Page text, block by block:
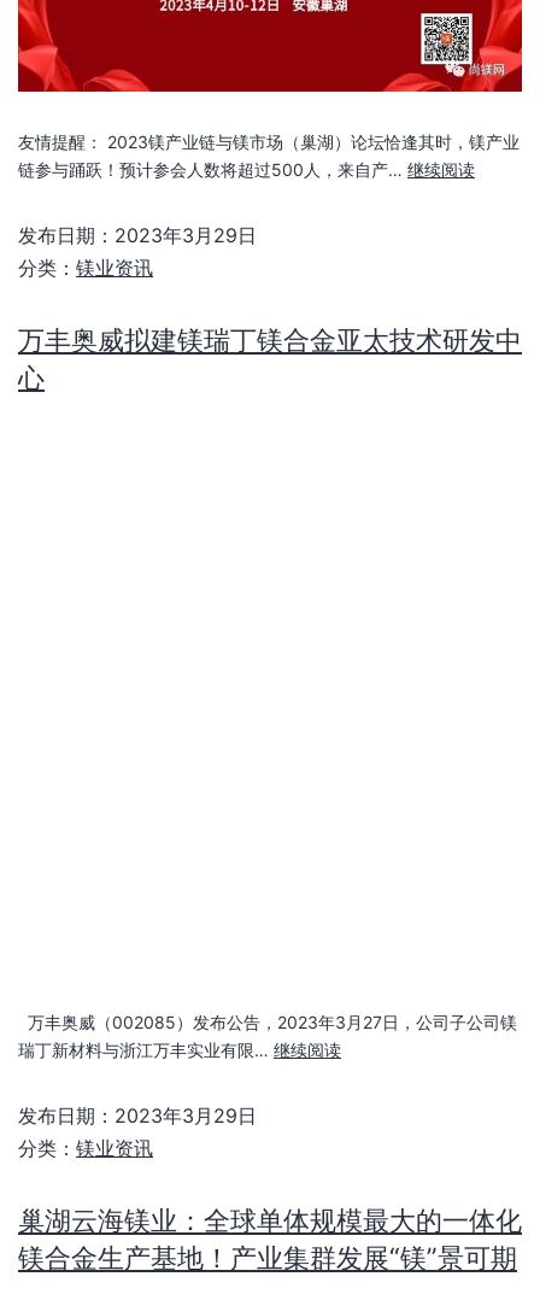
友情提醒： 2023镁产业链与镁市场（巢湖）论坛恰逢其时，镁产业
链参与踊跃！预计参会人数将超过500人，来自产… 继续阅读
发布日期： 2023年3月29日
分类： 镁业资讯
万丰奥威拟建镁瑞丁镁合金亚太技术研发中
心
万丰奥威（002085）发布公告，2023年3月27日，公司子公司镁
瑞丁新材料与浙江万丰实业有限… 继续阅读
发布日期： 2023年3月29日
分类： 镁业资讯
巢湖云海镁业：全球单体规模最大的一体化
镁合金生产基地！产业集群发展“镁”景可期